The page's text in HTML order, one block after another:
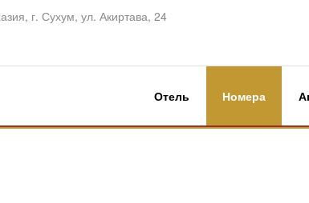
г. Сухум, ул. Акиртава, 24
Отель Номера